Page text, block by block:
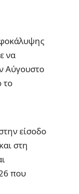
να
Αύγουστο
το
είσοδο
στη
που